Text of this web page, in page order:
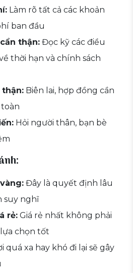
Làm rõ tất cả các khoản
ban đầu
thận: Đọc kỹ các điều
thời hạn và chính sách
thận: Biên lai, hợp đồng cần
Hỏi người thân, bạn bè
Đây là quyết định lâu
suy nghĩ
rẻ: Giá rẻ nhất không phải
chọn tốt
quá xa hay khó đi lại sẽ gây